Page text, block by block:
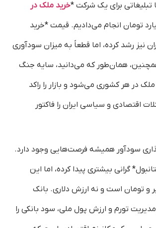
تبلیغاتی برای یک شرکت *خرید ملک در
تومان انجام می‌دادیم. قیمت *خرید
نیز رشد کرده، اما قطعاً به میزان سودآوری
همان‌طور که می‌دانید، سایه جنگ
در هر کشوری می‌شود و بازار را راکد
اقتصادی و سیاسی ایران را فاکتور
سودآور همیشه فرصت‌هایی وجود دارد.
گرانی بیشتری پیدا کرده، اما این
و تومان است و نه ارزش دلاری. بانک
مدیریت تورم و ارزش پول ملی، سود بانکی را